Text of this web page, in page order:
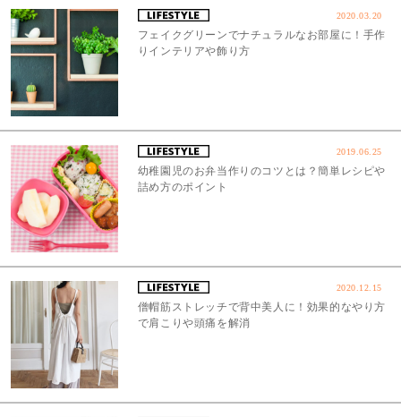
2020.03.20
フェイクグリーンでナチュラルなお部屋に！手作
りインテリアや飾り方
2019.06.25
幼稚園児のお弁当作りのコツとは？簡単レシピや
詰め方のポイント
2020.12.15
僧帽筋ストレッチで背中美人に！効果的なやり方
で肩こりや頭痛を解消